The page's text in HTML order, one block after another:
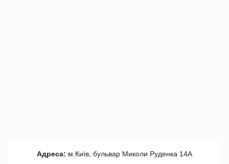
Адреса: м.Київ, бульвар Миколи Руденка 14А